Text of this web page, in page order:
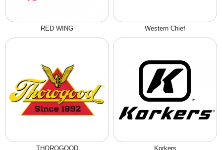
RED WING Western Chief
THOROGOOD Korkers